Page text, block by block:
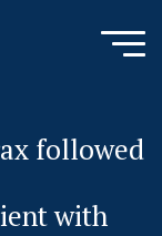
followed
with